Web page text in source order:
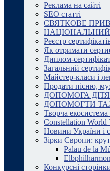
Реклама на сайті
SEO статті
СВЯТКОВЕ
Реєстр
Як отримати
Диплом-
Загальний
Майстер-класи і
Продати пісню,
ДОПОМОГА
ДОПОМОГТИ
Творча
Constellation World
Новини України і
Зірки Європи:
Palau de la
Конкурсні